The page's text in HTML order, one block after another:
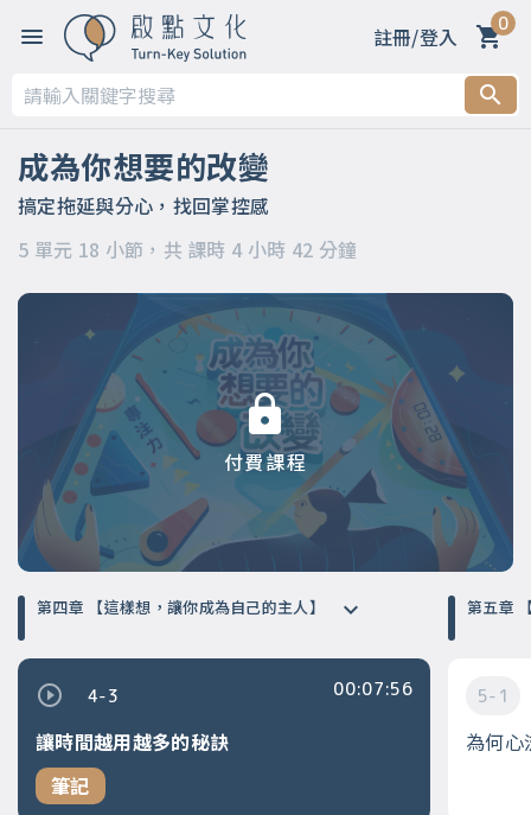
註冊/登入 0
成為你想要的改變
搞定拖延與分心，找回掌控感
5 單元 18 小節，共 課時 4 小時 42 分鐘
付費課程
第一章 【生活裡的不滿是怎麼來的？為何我們總是分心，無法
第二章 【你不是愛分心，是你的專注力被搶走了！】
第三章 【這樣做，找回生活的掌控感】
第五章 【心流讓你更快樂】
第四章 【這樣想，讓你成為自己的主人】
4-3
讓時間越用越多的秘訣
筆記
00:07:56 5-1
為何心